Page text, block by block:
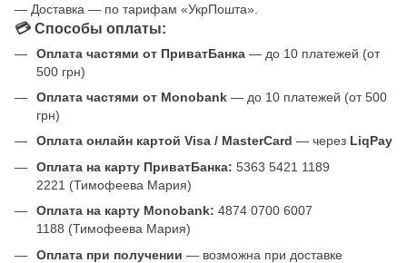
— Доставка — по тарифам «УкрПошта».
💳 Способы оплаты:
Оплата частями от ПриватБанка — до 10 платежей (от
500 грн)
Оплата частями от Monobank — до 10 платежей (от 500
грн)
Оплата онлайн картой Visa / MasterCard — через LiqPay
Оплата на карту ПриватБанка: 5363 5421 1189
2221 (Тимофеева Мария)
Оплата на карту Monobank: 4874 0700 6007
1188 (Тимофеева Мария)
Оплата при получении — возможна при доставке